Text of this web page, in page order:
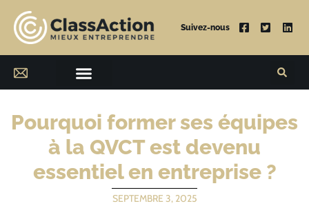
Suivez-nous
Pourquoi former ses équipes
à la QVCT est devenu
essentiel en entreprise ?
SEPTEMBRE 3, 2025